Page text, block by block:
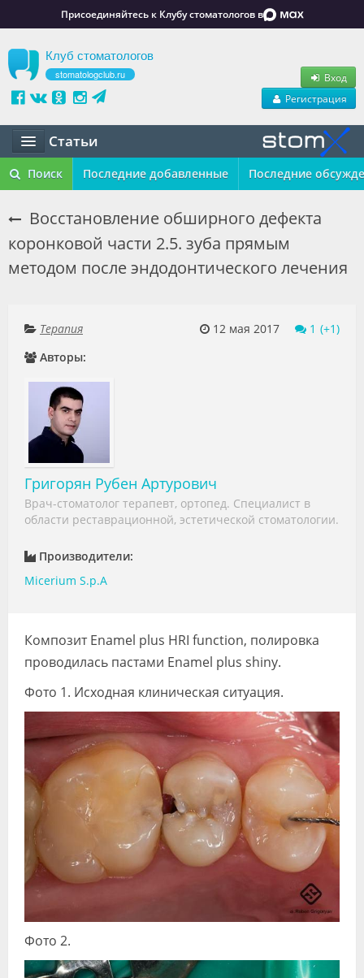
Присоединяйтесь к Клубу стоматологов в
Клуб стоматологов
stomatologclub.ru
Вход
Регистрация
Статьи
Статьи
Обучение
Вакансии
Видео
Форум
Клиники
Специалисты
Галерея
Блоги
Лаборатории
Поиск Последние добавленные Последние
Восстановление обширного дефекта
коронковой части 2.5. зуба прямым
методом после эндодонтического лечения
Терапия 12 мая 2017
1
Авторы:
Григорян Рубен Артурович
Врач-стоматолог терапевт, ортопед. Специалист в
области реставрационной, эстетической стоматологии.
Производители:
Micerium S.p.A
Композит Enamel plus HRI function, полировка
проводилась пастами Enamel plus shiny.
Фото 1. Исходная клиническая ситуация.
Фото 2.